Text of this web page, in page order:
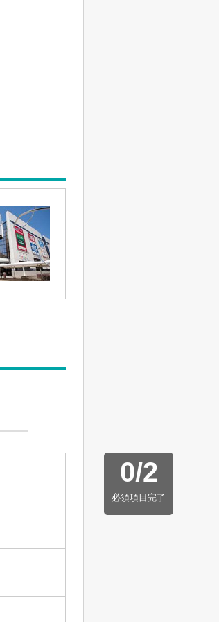
0/2
必須項目完了